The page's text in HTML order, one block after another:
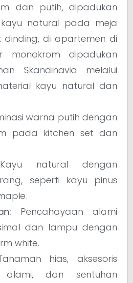
dan putih, dipadukan
natural pada meja
di apartemen di
monokrom dipadukan
Skandinavia melalui
kayu natural dan
warna putih dengan
pada kitchen set dan
natural dengan
seperti kayu pinus
Pencahayaan alami
dan lampu dengan
white.
hias, aksesoris
alami, dan sentuhan